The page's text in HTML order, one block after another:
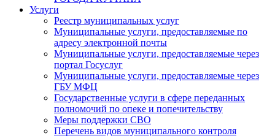
Услуги
Реестр муниципальных услуг
Муниципальные услуги, предоставляемые по
адресу электронной почты
Муниципальные услуги, предоставляемые через
портал Госуслуг
Муниципальные услуги, предоставляемые через
ГБУ МФЦ
Государственные услуги в сфере переданных
полномочий по опеке и попечительству
Меры поддержки СВО
Перечень видов муниципального контроля